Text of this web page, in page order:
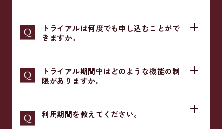
トライアルは何度でも申し込むことがで
きますか。
トライアル期間中はどのような機能の制
限がありますか。
利用期間を教えてください。